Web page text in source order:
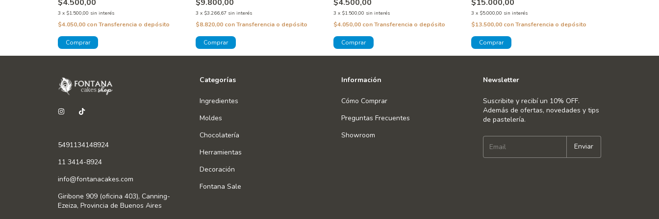
$4.500,00
3 x $1.500,00 sin interés
$4.050,00 conTransferencia o depósito
$9.800,00
3 x $3.266,67 sin interés
$8.820,00 conTransferencia o depósito
$4.500,00
3 x $1.500,00 sin interés
$4.050,00 conTransferencia o depósito
$15.000,00
3 x $5.000,00 sin interés
$13.500,00 conTransferencia o depósito
5491134148924
11 3414-8924
info@fontanacakes.com
Giribone 909 (oficina 403), Canning-
Ezeiza, Provincia de Buenos Aires
Categorías
Ingredientes
Moldes
Chocolatería
Herramientas
Decoración
Fontana Sale
Información
Cómo Comprar
Preguntas Frecuentes
Showroom
Newsletter
Suscribite y recibí un 10% OFF.
Además de ofertas, novedades y tips
de pastelería.